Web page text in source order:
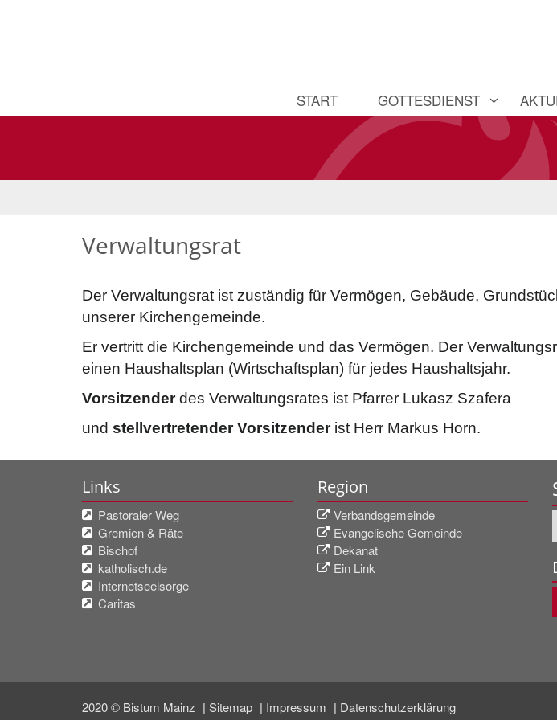
START GOTTESDIENST
Verwaltungsrat
Der Verwaltungsrat ist zuständig für Vermögen, Gebäude,
unserer Kirchengemeinde.
Er vertritt die Kirchengemeinde und das Vermögen. Der
einen Haushaltsplan (Wirtschaftsplan) für jedes Haushaltsjahr.
Vorsitzenderdes Verwaltungsrates ist Pfarrer Lukasz Szafera
und stellvertretender Vorsitzenderist Herr Markus Horn.
Links
Pastoraler Weg
Gremien & Räte
Bischof
katholisch.de
Internetseelsorge
Caritas
Region
Verbandsgemeinde
Evangelische Gemeinde
Dekanat
Ein Link
2020 © Bistum Mainz Sitemap Impressum Datenschutzerklärung